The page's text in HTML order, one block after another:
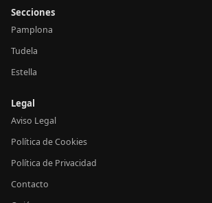
Secciones
Pamplona
Tudela
Estella
Legal
Aviso Legal
Política de Cookies
Política de Privacidad
Contacto